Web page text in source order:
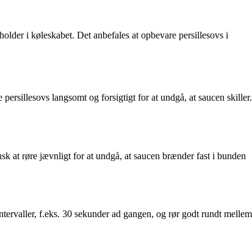
i køleskabet. Det anbefales at opbevare persillesovs i
langsomt og forsigtigt for at undgå, at saucen skiller.
at røre jævnligt for at undgå, at saucen brænder fast i bunden
f.eks. 30 sekunder ad gangen, og rør godt rundt mellem